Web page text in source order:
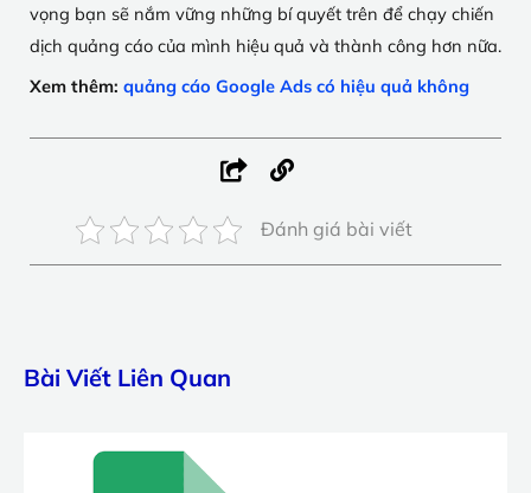
vọng bạn sẽ nắm vững những bí quyết trên để chạy chiến
dịch quảng cáo của mình hiệu quả và thành công hơn nữa.
Xem thêm: quảng cáo Google Ads có hiệu quả không
Đánh giá bài viết
Bài Viết Liên Quan